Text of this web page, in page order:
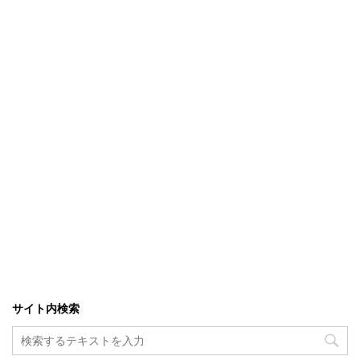
サイト内検索